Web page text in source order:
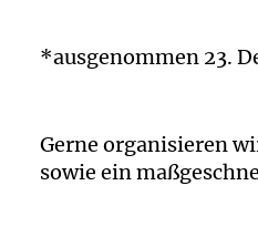
*ausgenommen 23.
Gerne organisieren
sowie ein